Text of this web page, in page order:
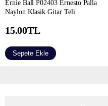
Ernie Ball P02403 Ernesto Palla
Naylon Klasik Gitar Teli
15.00TL
Sepete Ekle